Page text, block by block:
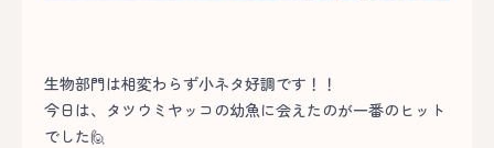
生物部門は相変わらず小ネタ好調です！！
今日は、タツウミヤッコの幼魚に会えたのが一番のヒット
でした🙋